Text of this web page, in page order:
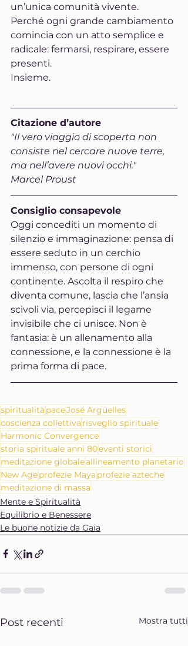
un’unica comunità vivente.
Perché ogni grande cambiamento
comincia con un atto semplice e
radicale: fermarsi, respirare, essere
presenti.
Insieme.
Citazione d’autore
"Il vero viaggio di scoperta non
consiste nel cercare nuove terre,
ma nell’avere nuovi occhi."
Marcel Proust
Consiglio consapevole
Oggi concediti un momento di
silenzio e immaginazione: pensa di
essere seduto in un cerchio
immenso, con persone di ogni
continente. Ascolta il respiro che
diventa comune, lascia che l’ansia
scivoli via, percepisci il legame
invisibile che ci unisce. Non è
fantasia: è un allenamento alla
connessione, e la connessione è la
prima forma di pace.
spiritualità paceJosé Argüelles
coscienza collettiva risveglio spirituale
Harmonic Convergence
storia spirituale anni 80eventi storici
meditazione globaleallineamento planetario
New Ageprofezie Maya profezie azteche
meditazione di massa
Mente e Spiritualità
Equilibrio e Benessere
Le buone notizie da Gaia
Post recenti Mostra tutti